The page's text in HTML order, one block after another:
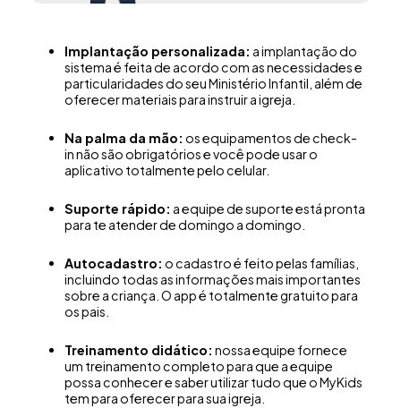
Implantação personalizada: a implantação do
sistema é feita de acordo com as necessidades e
particularidades do seu Ministério Infantil, além de
oferecer materiais para instruir a igreja.
Na palma da mão: os equipamentos de check-
in não são obrigatórios e você pode usar o
aplicativo totalmente pelo celular.
Suporte rápido: a equipe de suporte está pronta
para te atender de domingo a domingo.
Autocadastro: o cadastro é feito pelas famílias,
incluindo todas as informações mais importantes
sobre a criança. O app é totalmente gratuito para
os pais.
Treinamento didático: nossa equipe fornece
um treinamento completo para que a equipe
possa conhecer e saber utilizar tudo que o MyKids
tem para oferecer para sua igreja.